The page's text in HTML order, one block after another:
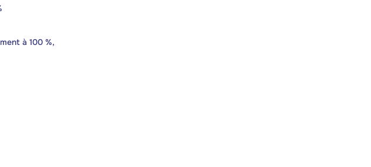
à 100 %,